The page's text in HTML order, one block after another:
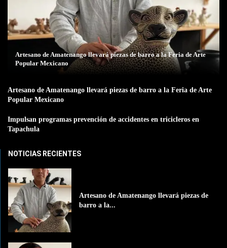
Artesano de Amatenango llevará piezas de barro a la Feria de Arte
Popular Mexicano
Artesano de Amatenango llevará piezas de barro a la Feria de Arte
Popular Mexicano
Impulsan programas prevención de accidentes en tricicleros en
Tapachula
NOTICIAS RECIENTES
Artesano de Amatenango llevará piezas de
barro a la...